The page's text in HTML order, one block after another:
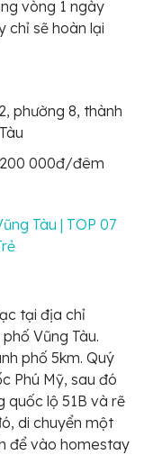
vòng 1 ngày
chỉ sẽ hoàn lại
phường 8, thành
000đ/đêm
Tàu | TOP 07
tại địa chỉ
Vũng Tàu.
phố 5km. Quý
Phú Mỹ, sau đó
quốc lộ 51B và rẽ
di chuyển một
để vào homestay